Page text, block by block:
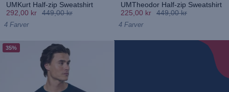
UMKurt Half-zip Sweatshirt
292,00 kr
449,00 kr
4 Farver
UMTheodor Half-zip Sweatshirt
225,00 kr
449,00 kr
4 Farver
35%